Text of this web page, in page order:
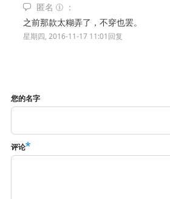
匿名
之前那款太糊弄了，不穿也罢。
星期四, 2016-11-17 11:01回复
您的名字
评论